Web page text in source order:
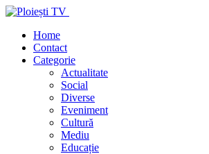
Home
Contact
Categorie
Actualitate
Social
Diverse
Eveniment
Cultură
Mediu
Educație